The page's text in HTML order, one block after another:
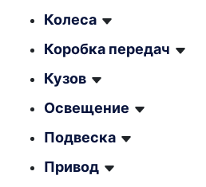
Колеса
Коробка передач
Кузов
Освещение
Подвеска
Привод